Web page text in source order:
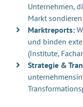
Unternehmen,
Markt
Marktreports:
und binden
(Institute,
Strategie &